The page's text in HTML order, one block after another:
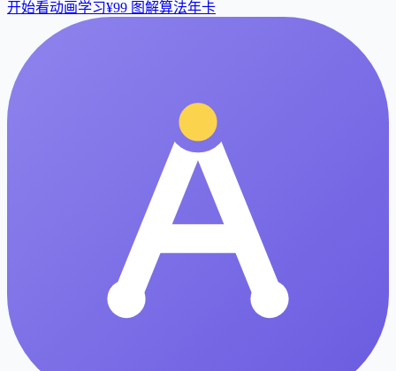
开始看动画学习¥99 图解算法年卡